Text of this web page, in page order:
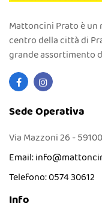
Mattoncini Prato è un
centro della città di
grande assortimento
Sede Operativa
Via Mazzoni 26 -
Email:
Telefono:0574 30612
Info